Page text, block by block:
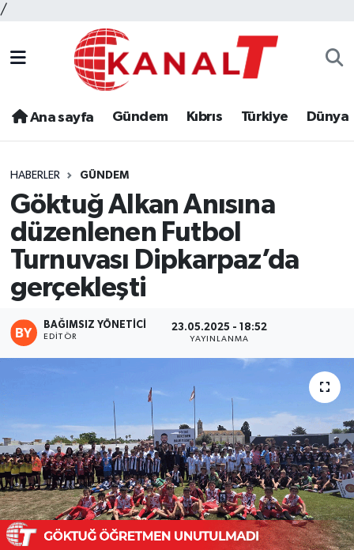
/
Ana sayfa Gündem Kıbrıs Türkiye Dünya
HABERLER GÜNDEM
Göktuğ Alkan Anısına
düzenlenen Futbol
Turnuvası Dipkarpaz’da
gerçekleşti
BAĞIMSIZ YÖNETICI
EDITÖR
23.05.2025 - 18:52
YAYINLANMA